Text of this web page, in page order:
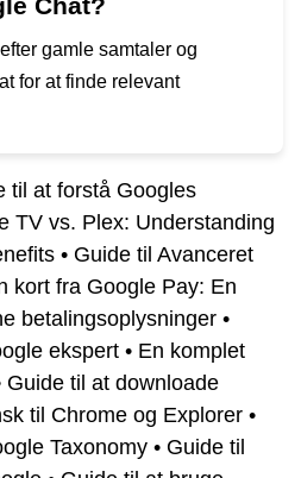
Chat?
gamle samtaler og
for at finde relevant
til at forstå Googles
TV vs. Plex: Understanding
• Guide til Avanceret
kort fra Google Pay: En
betalingsoplysninger •
ekspert • En komplet
Guide til at downloade
til Chrome og Explorer •
Taxonomy • Guide til